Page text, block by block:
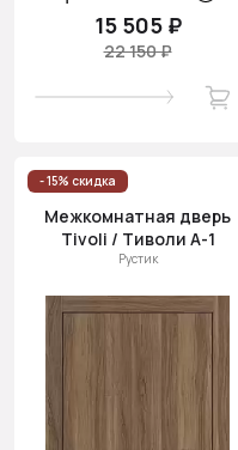
15 505 ₽
22 150 ₽
- 15% скидка
Межкомнатная дверь
Tivoli / Тиволи А-1
Рустик